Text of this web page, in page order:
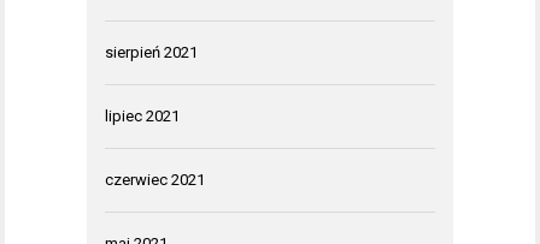
sierpień 2021
lipiec 2021
czerwiec 2021